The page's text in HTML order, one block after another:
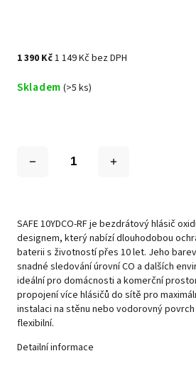
1 390 Kč1 149 Kč bez DPH
Skladem (>5 ks)
SAFE 10YDCO-RF je bezdrátový hlásič
designem, který nabízí dlouhodobou
baterii s životností přes 10 let. Jeho
snadné sledování úrovní CO a dalších
ideální pro domácnosti a komerční
propojení více hlásičů do sítě pro
instalaci na stěnu nebo vodorovný
flexibilní.
Detailní informace